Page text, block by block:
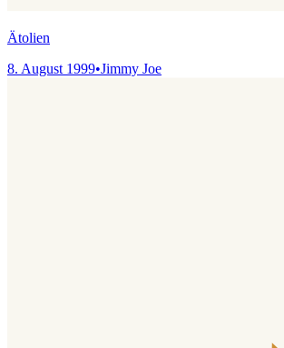
Ätolien
8. August 1999•Jimmy Joe